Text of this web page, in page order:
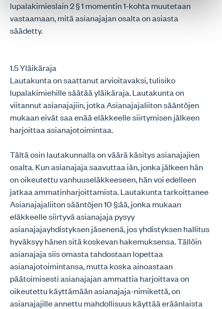
lupalakimieslain 2 § 1 momentin 1-kohta muutetaan
vastaamaan, mitä asianajajan osalta on asiasta
säädetty.
1.5 Yläikäraja
Lautakunta on saattanut arvioitavaksi, tulisiko
lupalakimiehille säätää yläikäraja. Lautakunta on
viitannut asianajajiin, jotka Asianajajaliiton sääntöjen
mukaan eivät saa enää eläkkeelle siirtymisen jälkeen
harjoittaa asianajotoimintaa.
Tältä osin lautakunnalla on väärä käsitys asianajajien
osalta. Kun asianajaja saavuttaa iän, jonka jälkeen hän
on oikeutettu vanhuuseläkkeeseen, hän voi edelleen
jatkaa ammatinharjoittamista. Lautakunta tarkoittanee
Asianajajaliiton sääntöjen 10 §:ää, jonka mukaan
eläkkeelle siirtyvä asianajaja pysyy
asianajajayhdistyksen jäsenenä, jos yhdistyksen hallitus
hyväksyy hänen sitä koskevan hakemuksensa. Tällöin
asianajaja siis omasta tahdostaan lopettaa
asianajotoimintansa, mutta koska ainoastaan
päätoimisesti asianajajan ammattia harjoittava on
oikeutettu käyttämään asianajaja-nimikettä, on
asianajajille annettu mahdollisuus käyttää eräänlaista